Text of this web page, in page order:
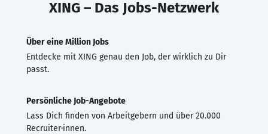
XING – Das Jobs-Netzwerk
Über eine Million Jobs
Entdecke mit XING genau den Job, der wirklich zu Dir
passt.
Persönliche Job-Angebote
Lass Dich finden von Arbeitgebern und über 20.000
Recruiter·innen.